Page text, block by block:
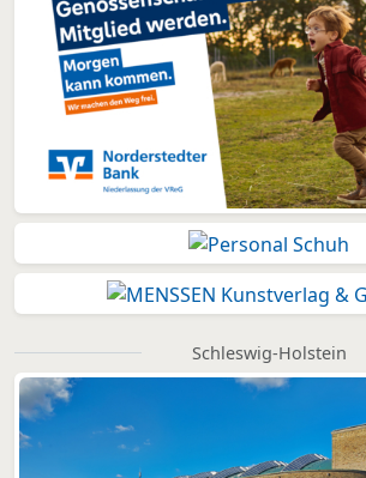
Schleswig-Holstein